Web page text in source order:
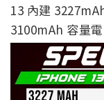
13 內建
3100mAh 容量電